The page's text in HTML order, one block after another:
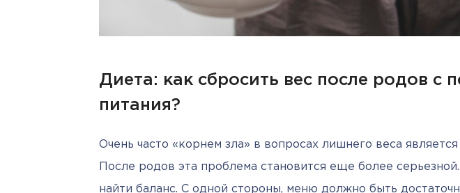
Диета: как сбросить вес после родов с
питания?
Очень часто «корнем зла» в вопросах лишнего веса
После родов эта проблема становится еще более
найти баланс. С одной стороны, меню должно быть